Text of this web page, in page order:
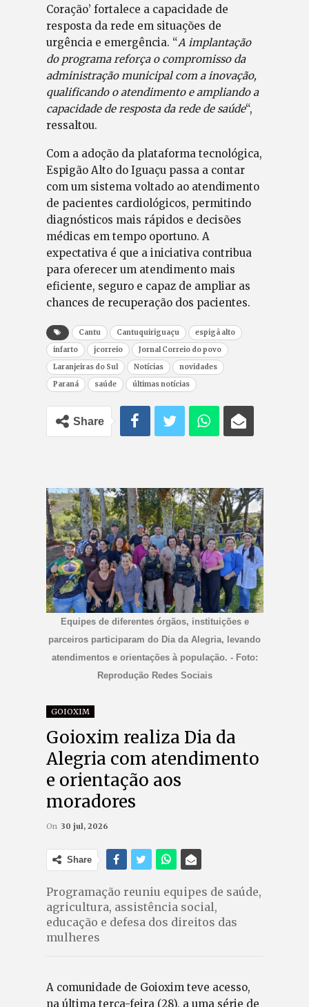
Coração’ fortalece a capacidade de
resposta da rede em situações de
urgência e emergência. “A implantação
do programa reforça o compromisso da
administração municipal com a inovação,
qualificando o atendimento e ampliando a
capacidade de resposta da rede de saúde“,
ressaltou.
Com a adoção da plataforma tecnológica,
Espigão Alto do Iguaçu passa a contar
com um sistema voltado ao atendimento
de pacientes cardiológicos, permitindo
diagnósticos mais rápidos e decisões
médicas em tempo oportuno. A
expectativa é que a iniciativa contribua
para oferecer um atendimento mais
eficiente, seguro e capaz de ampliar as
chances de recuperação dos pacientes.
Cantu Cantuquiriguaçu
espigã alto
infarto
jcorreio
Jornal Correio do povo
Laranjeiras do Sul
Notícias
novidades
Paraná
saúde últimas notícias
Share
Equipes de diferentes órgãos, instituições e
parceiros participaram do Dia da Alegria, levando
atendimentos e orientações à população. - Foto:
Reprodução Redes Sociais
GOIOXIM
Goioxim realiza Dia da
Alegria com atendimento
e orientação aos
moradores
On 30 jul, 2026
Share
Programação reuniu equipes de saúde,
agricultura, assistência social,
educação e defesa dos direitos das
mulheres
A comunidade de Goioxim teve acesso,
na última terça-feira (28), a uma série de